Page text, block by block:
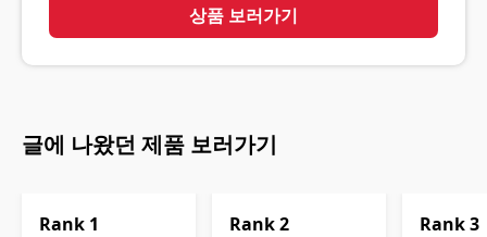
상품 보러가기
글에 나왔던 제품 보러가기
Rank 1 Rank2 Rank3